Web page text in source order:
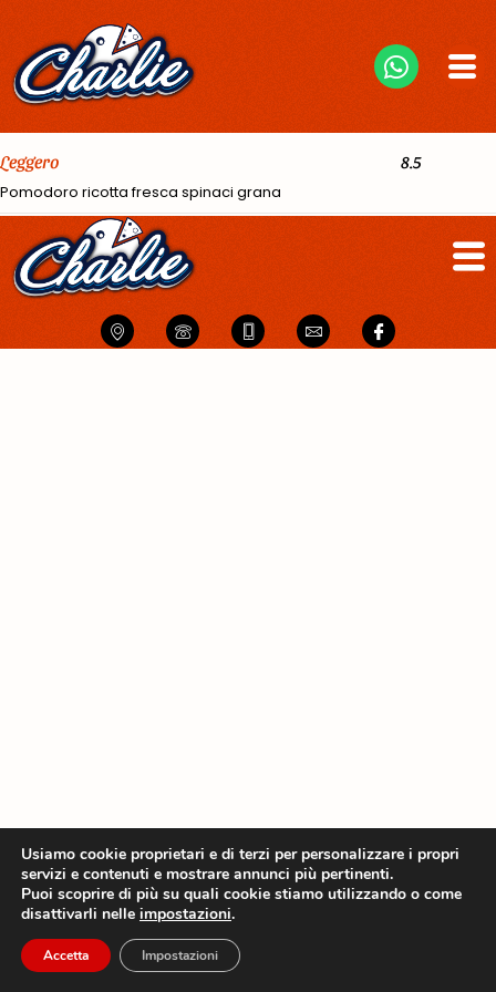
Leggero 8.5
Pomodoro ricotta fresca spinaci grana
Usiamo cookie proprietari e di terzi per personalizzare i propri
servizi e contenuti e mostrare annunci più pertinenti.
Puoi scoprire di più su quali cookie stiamo utilizzando o come
disattivarli nelle impostazioni.
Accetta Impostazioni